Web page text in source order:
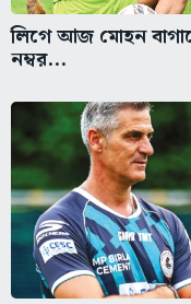
লিগে আজ মোহন
নম্বর...